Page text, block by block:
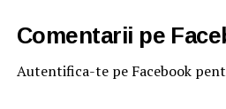
Comentarii pe
Autentifica-te pe Facebook